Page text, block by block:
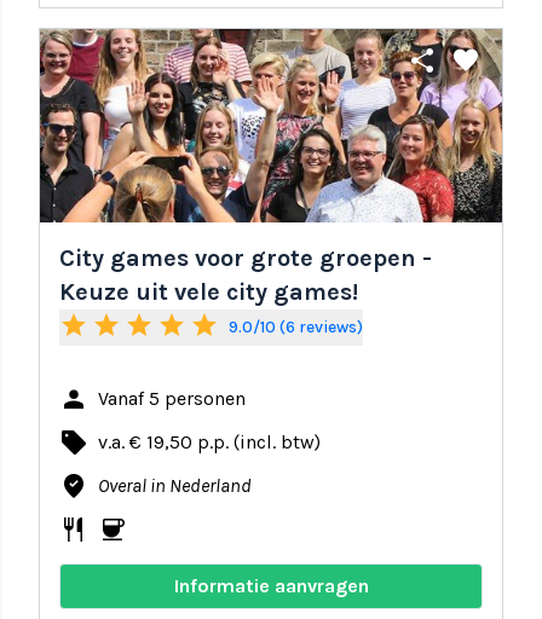
share favorite
City games voor grote groepen -
Keuze uit vele city games!
star star star star star 9.0/10 (6 reviews)
person Vanaf 5 personen
local_offer v.a. € 19,50 p.p. (incl. btw)
where_to_vote Overal in Nederland
restaurant coffee
Informatie aanvragen